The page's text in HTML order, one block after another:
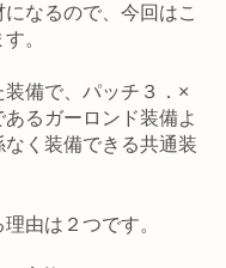
なるので、今回はこ
。
備で、パッチ３．×
るガーロンド装備よ
く装備できる共通装
由は２つです。